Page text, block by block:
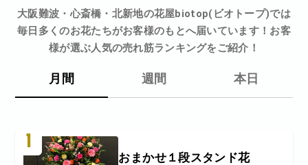
大阪難波・心斎橋・北新地の花屋biotop(ビオトープ)では
毎日多くのお花たちがお客様のもとへ届いています！お客
様が選ぶ人気の売れ筋ランキングをご紹介！
月間 週間 本日
1
おまかせ１段スタンド花